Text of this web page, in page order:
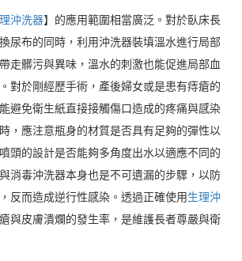
沖洗器】的應用範圍相當廣泛。對於臥床長
尿布的同時，利用沖洗器裝填溫水進行局部
走髒污與異味，溫水的刺激也能促進局部血
對於剛經歷手術，產後婦女或是患有痔瘡的
避免衛生紙直接接觸傷口造成的疼痛與感染
，應注意瓶身的材質是否具有足夠的彈性以
頭的設計是否能夠多角度出水以適應不同的
消毒沖洗器本身也是不可遺漏的步驟，以防
反而造成逆行性感染。透過正確使用生理沖
與皮膚潰爛的發生率，是維護長者尊嚴與衛